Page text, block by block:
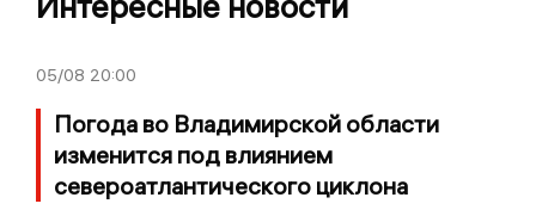
05/08 20:00
Погода во Владимирской области
изменится под влиянием
североатлантического циклона